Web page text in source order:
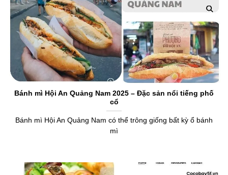
​Bánh mì Hội An Quảng Nam 2025 – Đặc sản nổi tiếng phố
cổ
Bánh mì Hội An Quảng Nam có thể trông giống bất kỳ ổ bánh
mì